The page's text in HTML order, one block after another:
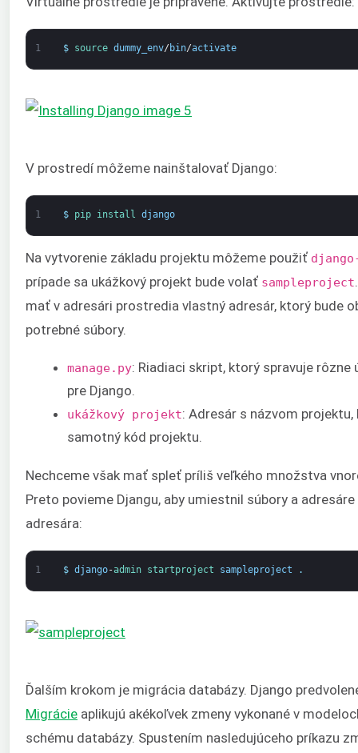
1 $ source dummy_env/ bin/activate
V prostredí môžeme nainštalovať Django:
1 $ pip install django
Na vytvorenie základu projektu môžeme použiť
prípade sa ukážkový projekt bude volať sampleproject
mať v adresári prostredia vlastný adresár, ktorý bude
potrebné súbory.
manage.py: Riadiaci skript, ktorý spravuje rôzne
pre Django.
ukážkový projekt: Adresár s názvom
samotný kód projektu.
Nechceme však mať spleť príliš veľkého množstva
Preto povieme Djangu, aby umiestnil súbory a
adresára:
1 $ django-admin startproject sampleproject .
Ďalším krokom je migrácia databázy. Django
Migrácie aplikujú akékoľvek zmeny vykonané v
schému databázy. Spustením nasledujúceho príkazu